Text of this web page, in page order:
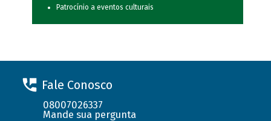
Patrocínio a eventos culturais
Fale Conosco
08007026337
Mande sua pergunta